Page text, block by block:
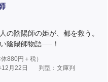
の陰陽師の姫が、都を救う。
陰陽師物語──！
体880円＋税）
月22日
判型：文庫判